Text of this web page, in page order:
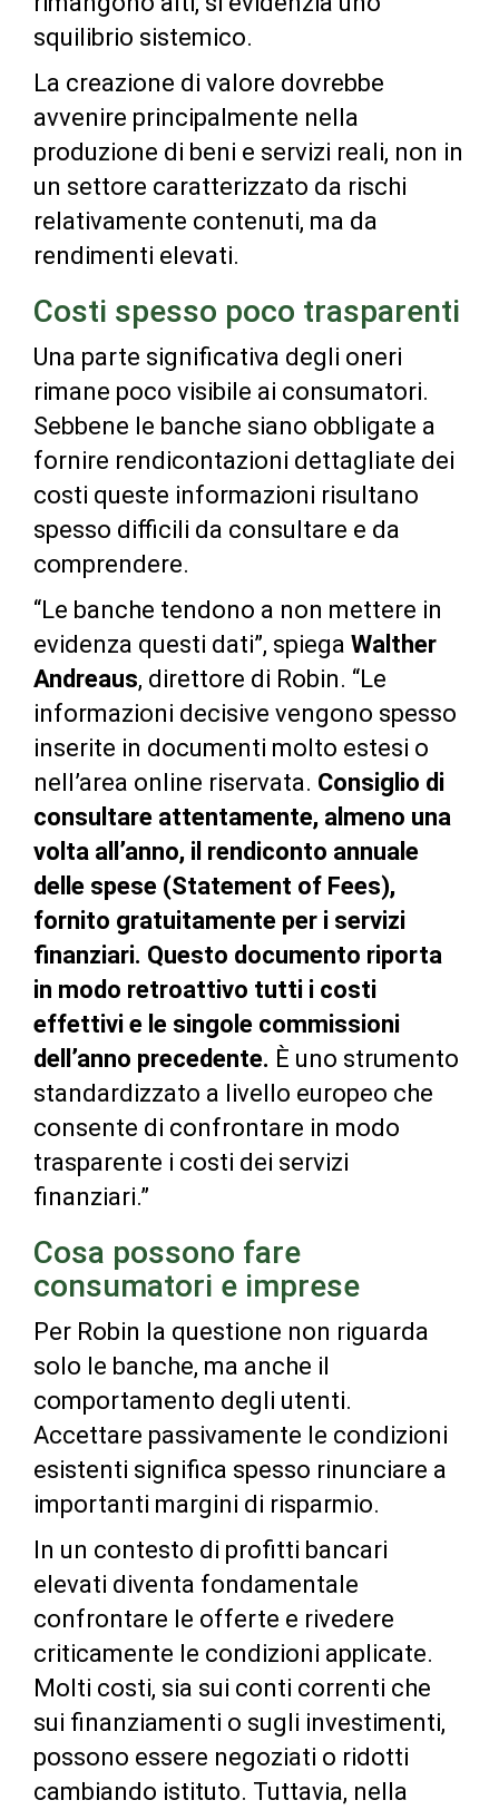
squilibrio sistemico.
La creazione di valore dovrebbe
avvenire principalmente nella
produzione di beni e servizi reali, non in
un settore caratterizzato da rischi
relativamente contenuti, ma da
rendimenti elevati.
Costi spesso poco trasparenti
Una parte significativa degli oneri
rimane poco visibile ai consumatori.
Sebbene le banche siano obbligate a
fornire rendicontazioni dettagliate dei
costi queste informazioni risultano
spesso difficili da consultare e da
comprendere.
“Le banche tendono a non mettere in
evidenza questi dati”, spiega Walther
Andreaus, direttore di Robin. “Le
informazioni decisive vengono spesso
inserite in documenti molto estesi o
nell’area online riservata. Consiglio di
consultare attentamente, almeno una
volta all’anno, il rendiconto annuale
delle spese (Statement of Fees),
fornito gratuitamente per i servizi
finanziari. Questo documento riporta
in modo retroattivo tutti i costi
effettivi e le singole commissioni
dell’anno precedente. È uno strumento
standardizzato a livello europeo che
consente di confrontare in modo
trasparente i costi dei servizi
finanziari.”
Cosa possono fare
consumatori e imprese
Per Robin la questione non riguarda
solo le banche, ma anche il
comportamento degli utenti.
Accettare passivamente le condizioni
esistenti significa spesso rinunciare a
importanti margini di risparmio.
In un contesto di profitti bancari
elevati diventa fondamentale
confrontare le offerte e rivedere
criticamente le condizioni applicate.
Molti costi, sia sui conti correnti che
sui finanziamenti o sugli investimenti,
possono essere negoziati o ridotti
cambiando istituto. Tuttavia, nella